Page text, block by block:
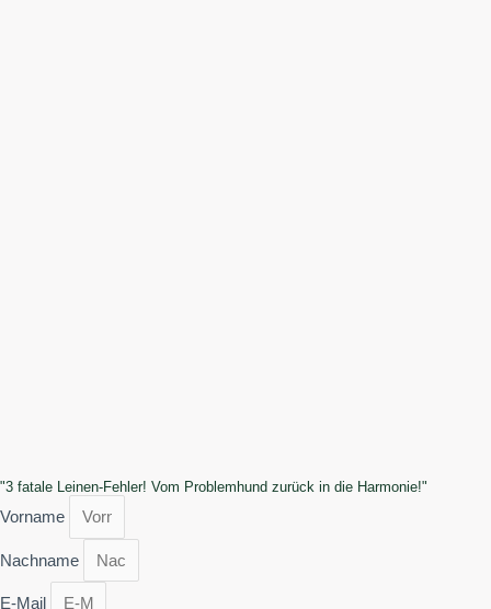
"3 fatale Leinen-Fehler! Vom Problemhund zurück in die Harmonie!"
Vorname
Nachname
E-Mail